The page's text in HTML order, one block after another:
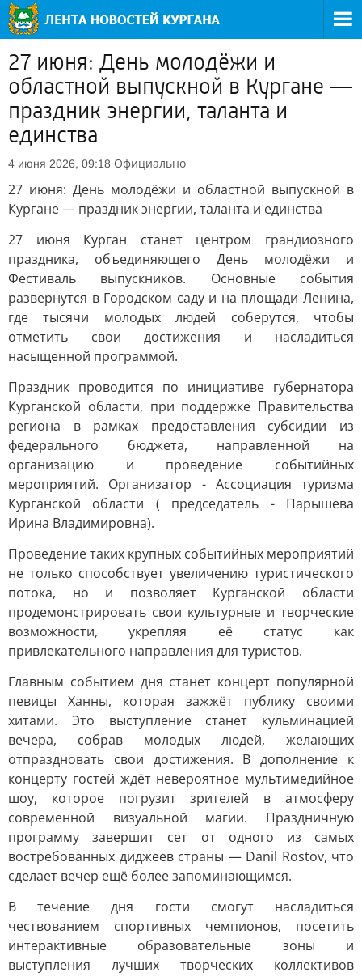
27 июня: День молодёжи и
областной выпускной в Кургане —
праздник энергии, таланта и
единства
4 июня 2026, 09:18 Официально
27 июня: День молодёжи и областной выпускной в
Кургане — праздник энергии, таланта и единства
27 июня Курган станет центром грандиозного
праздника, объединяющего День молодёжи и
Фестиваль выпускников. Основные события
развернутся в Городском саду и на площади Ленина,
где тысячи молодых людей соберутся, чтобы
отметить свои достижения и насладиться
насыщенной программой.
Праздник проводится по инициативе губернатора
Курганской области, при поддержке Правительства
региона в рамках предоставления субсидии из
федерального бюджета, направленной на
организацию и проведение событийных
мероприятий. Организатор - Ассоциация туризма
Курганской области ( председатель - Парышева
Ирина Владимировна).
Проведение таких крупных событийных мероприятий
не только способствует увеличению туристического
потока, но и позволяет Курганской области
продемонстрировать свои культурные и творческие
возможности, укрепляя её статус как
привлекательного направления для туристов.
Главным событием дня станет концерт популярной
певицы Ханны, которая зажжёт публику своими
хитами. Это выступление станет кульминацией
вечера, собрав молодых людей, желающих
отпраздновать свои достижения. В дополнение к
концерту гостей ждёт невероятное мультимедийное
шоу, которое погрузит зрителей в атмосферу
современной визуальной магии. Праздничную
программу завершит сет от одного из самых
востребованных диджеев страны — Danil Rostov, что
сделает вечер ещё более запоминающимся.
В течение дня гости смогут насладиться
чествованием спортивных чемпионов, посетить
интерактивные образовательные зоны и
выступления лучших творческих коллективов